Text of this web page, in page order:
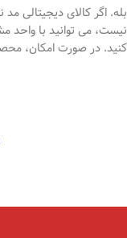
بله. اگر کالای
نیست، می توانید با واحد
کنید. در صورت امکان،